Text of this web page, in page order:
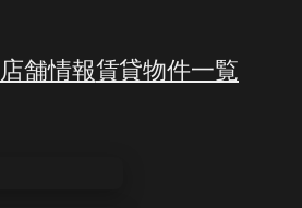
店舗情報賃貸物件一覧